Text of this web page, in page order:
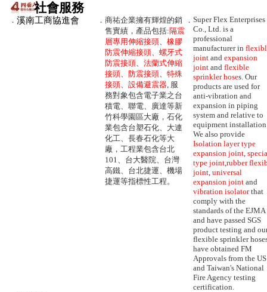
社會服務
． 溪南工商協進會 ． 商祐企業擁有輝煌的銷
售實績，產品包括:隔震
層專用伸縮接頭、 橡膠
防震伸縮接頭、 螺牙式
防震接頭、 法蘭式伸縮
接頭、 防震接頭、 特殊
接頭、 設備避震器, 服
務對象包含電子業之台
積電、聯電、廣達等新
竹科學園區大廠，石化
業包含台塑石化、大連
化工、長春石化等大
廠，工程業包含台北
101、台大醫院、台灣
高鐵、台北捷運、機場
捷運等指標性工程。
． Super Flex Enterprises
Co., Ltd. is a
professional
manufacturer in
joint and expansion
joint and flexible
sprinkler hoses. Our
products are used for
anti-vibration and
expansion in piping
system and relative to
equipment
We also provide
Isolation layer type
expansion joint,
type joint,rubber
joint, universal
expansion joint and
vibration isolatorthat
comply with the
standards of the EJMA
and have passed SGS
product testing and
flexible sprinkler
have obtained FM
Approvals from the US
and Taiwan's National
Fire Agency testing
certification.